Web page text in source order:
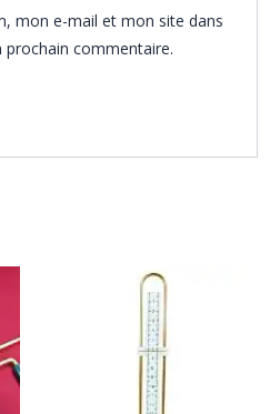
mon e-mail et mon site dans
commentaire.